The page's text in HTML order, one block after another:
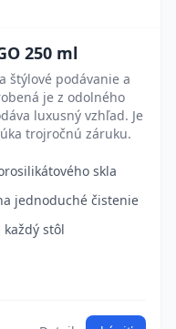
250 ml
štýlové podávanie a
je z odolného
luxusný vzhľad. Je
trojročnú záruku.
skla
jednoduché čistenie
stôl